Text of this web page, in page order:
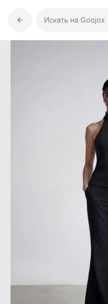
Искать на Goojox